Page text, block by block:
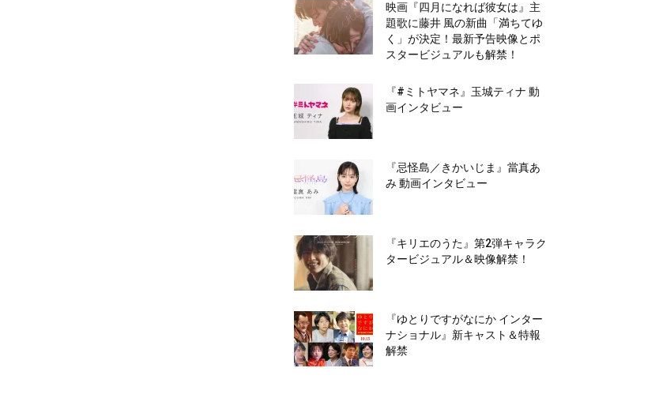
映画『四月になれば彼女は』主
題歌に藤井 風の新曲「満ちてゆ
く」が決定！最新予告映像とポ
スタービジュアルも解禁！
『#ミトヤマネ』玉城ティナ 動
画インタビュー
『忌怪島／きかいじま』當真あ
み 動画インタビュー
『キリエのうた』第2弾キャラク
タービジュアル＆映像解禁！
『ゆとりですがなにか インター
ナショナル』新キャスト＆特報
解禁